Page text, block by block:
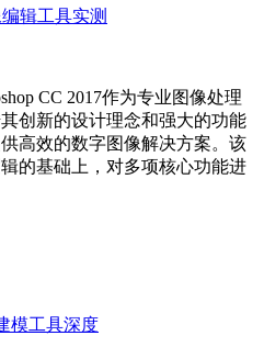
编辑工具实测
CC 2017作为专业图像处理
创新的设计理念和强大的功能
高效的数字图像解决方案。该
的基础上，对多项核心功能进
模工具深度